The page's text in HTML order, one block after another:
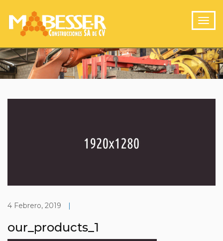
4 Febrero, 2019 |
our_products_1